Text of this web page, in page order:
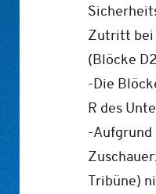
Zutritt bei
(Blöcke
-Die
R des
-Aufgrund
Tribüne)